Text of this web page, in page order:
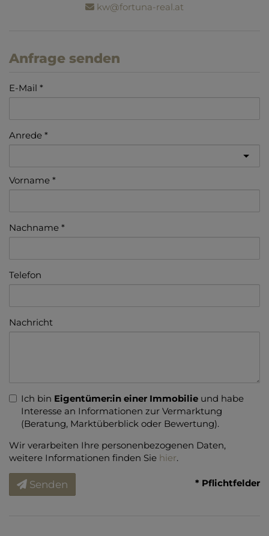
kw@fortuna-real.at
Anfrage senden
E-Mail
Anrede
Vorname
Nachname
Telefon
Nachricht
Ich bin Eigentümer:in einer Immobilie und habe
Interesse an Informationen zur Vermarktung
(Beratung, Marktüberblick oder Bewertung).
Wir verarbeiten Ihre personenbezogenen Daten,
weitere Informationen finden Sie hier.
Senden * Pflichtfelder